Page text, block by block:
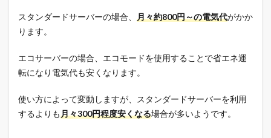
スタンダードサーバーの場合、 月々約800円～の電気代がかか
ります。
エコサーバーの場合、エコモードを使用することで省エネ運
転になり電気代も安くなります。
使い方によって変動しますが、スタンダードサーバーを利用
するよりも月々300円程度安くなる場合が多いようです。